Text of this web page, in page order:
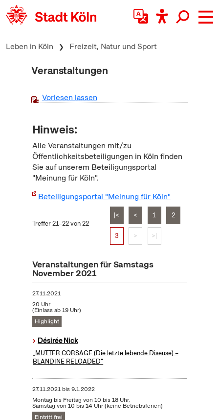
zum Inhalt springen
Leben in Köln Freizeit, Natur und Sport
Veranstaltungen
Vorlesen lassen
Hinweis:
Alle Veranstaltungen mit/zu
Öffentlichkeitsbeteiligungen in Köln finden
Sie auf unserem Beteiligungsportal
"Meinung für Köln".
Beteiligungsportal "Meinung für Köln"
Treffer 21–22 von 22
|< < 1 2
3 > >|
Veranstaltungen für Samstags
November 2021
27.11.2021
20 Uhr
(Einlass ab 19 Uhr)
Highlight
Désirée Nick
„MUTTER CORSAGE (Die letzte lebende Diseuse) –
BLANDINE RELOADED“
27.11.2021bis9.1.2022
Montag bis Freitag von 10 bis 18 Uhr,
Samstag von 10 bis 14 Uhr (keine Betriebsferien)
Eintritt frei